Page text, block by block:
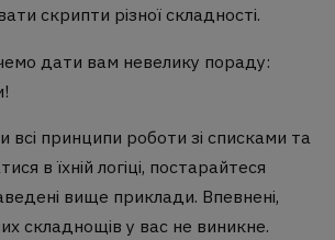
скрипти різної складності.
дати вам невелику пораду:
принципи роботи зі списками та
в їхній логіці, постарайтеся
вище приклади. Впевнені,
складнощів у вас не виникне.